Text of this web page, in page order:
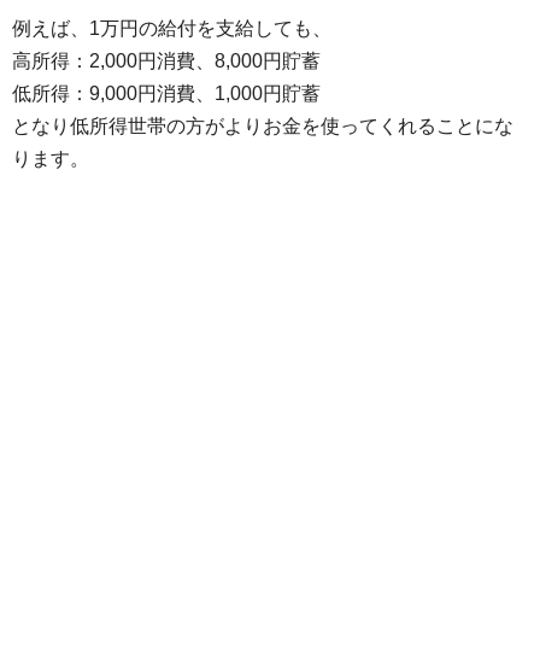
例えば、1万円の給付を支給しても、
高所得：2,000円消費、8,000円貯蓄
低所得：9,000円消費、1,000円貯蓄
となり低所得世帯の方がよりお金を使ってくれることにな
ります。